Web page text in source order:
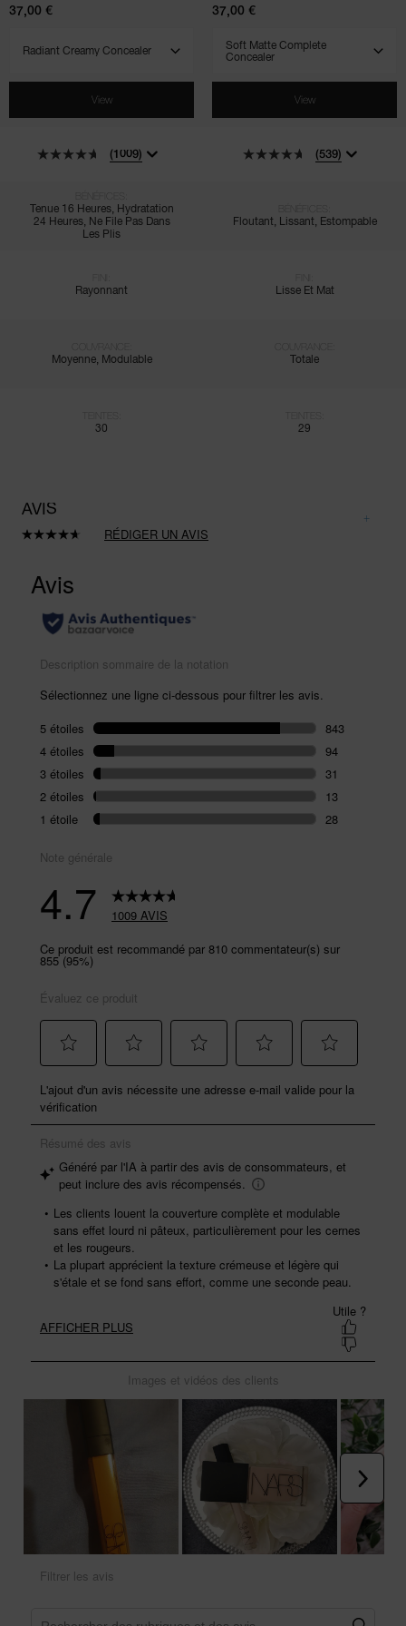
37,00 €
View
(1009)
Tenue 16 Heures, Hydratation
24 Heures, Ne File Pas Dans
Les Plis
Rayonnant
Moyenne, Modulable
30
37,00 €
View
(539)
Floutant, Lissant, Estompable
Lisse Et Mat
Totale
29
AVIS
RÉDIGER UN AVIS